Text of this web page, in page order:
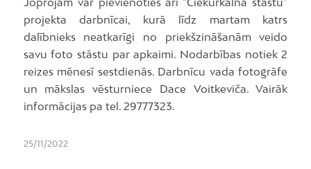
projekta darbnīcai, kurā līdz martam katrs
dalībnieks neatkarīgi no priekšzināšanām veido
savu foto stāstu par apkaimi. Nodarbības notiek 2
reizes mēnesī sestdienās. Darbnīcu vada fotogrāfe
un mākslas vēsturniece Dace Voitkeviča. Vairāk
informācijas pa tel. 29777323.
25/11/2022